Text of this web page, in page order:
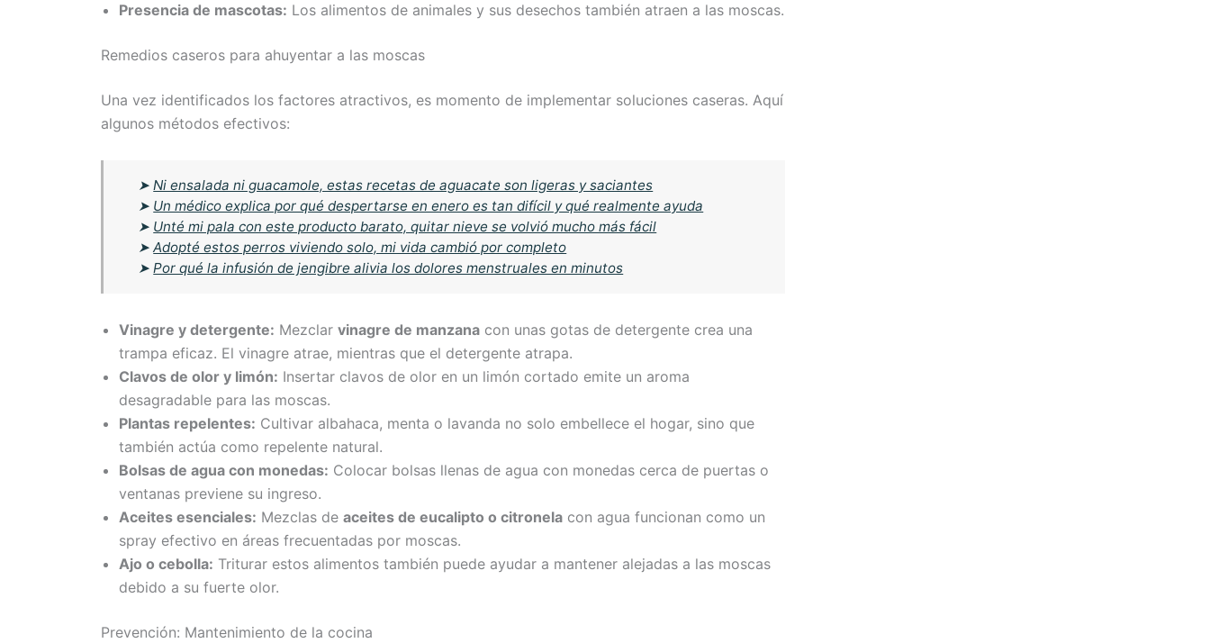
Presencia de mascotas: Los alimentos de animales y sus desechos también atraen a las moscas.
Remedios caseros para ahuyentar a las moscas
Una vez identificados los factores atractivos, es momento de implementar soluciones caseras. Aquí
algunos métodos efectivos:
➤Ni ensalada ni guacamole, estas recetas de aguacate son ligeras y saciantes
➤ Un médico explica por qué despertarse en enero es tan difícil y qué realmente ayuda
➤ Unté mi pala con este producto barato, quitar nieve se volvió mucho más fácil
➤Adopté estos perros viviendo solo, mi vida cambió por completo
➤Por qué la infusión de jengibre alivia los dolores menstruales en minutos
Vinagre y detergente: Mezclar vinagre de manzana con unas gotas de detergente crea una
trampa eficaz. El vinagre atrae, mientras que el detergente atrapa.
Clavos de olor y limón: Insertar clavos de olor en un limón cortado emite un aroma
desagradable para las moscas.
Plantas repelentes: Cultivar albahaca, menta o lavanda no solo embellece el hogar, sino que
también actúa como repelente natural.
Bolsas de agua con monedas: Colocar bolsas llenas de agua con monedas cerca de puertas o
ventanas previene su ingreso.
Aceites esenciales: Mezclas de aceites de eucalipto o citronela con agua funcionan como un
spray efectivo en áreas frecuentadas por moscas.
Ajo o cebolla: Triturar estos alimentos también puede ayudar a mantener alejadas a las moscas
debido a su fuerte olor.
Prevención: Mantenimiento de la cocina